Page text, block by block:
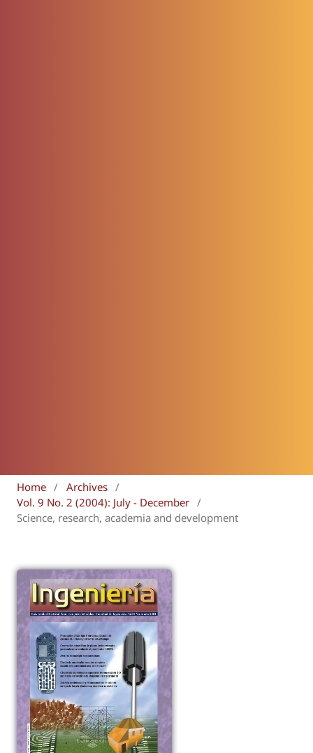
Home / Archives /
Vol. 9 No. 2 (2004): July - December /
Science, research, academia and development